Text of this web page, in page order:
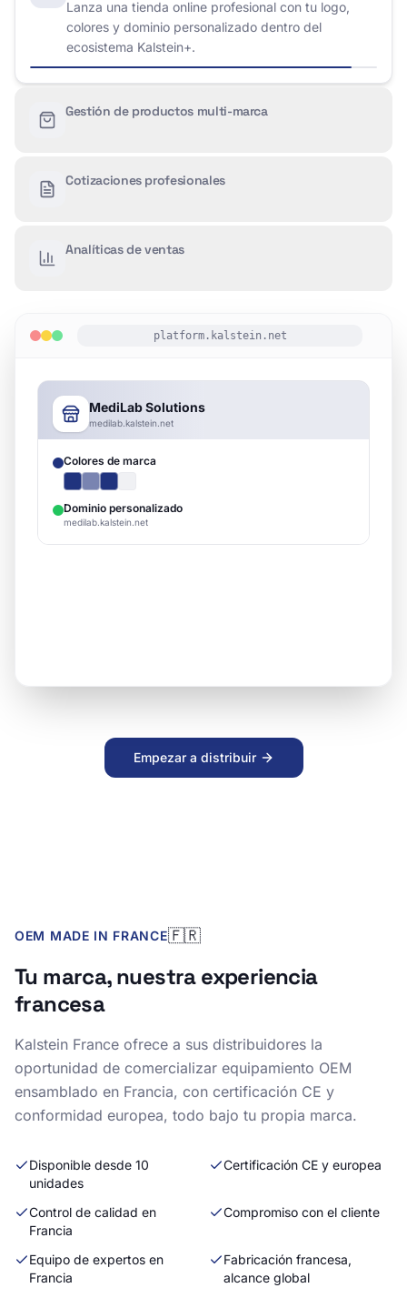
Gestión de productos multi-marca
agrega con descripciones multilingües.
Cotizaciones profesionales
Analíticas de ventas
platform.kalstein.net
Inventario de Productos
Kalstein
BioTech X500
BioTech
Empezar a distribuir
OEM MADE IN FRANCE🇫🇷
Tu marca, nuestra experiencia
francesa
Kalstein France ofrece a sus distribuidores la
oportunidad de comercializar equipamiento OEM
ensamblado en Francia, con certificación CE y
conformidad europea, todo bajo tu propia marca.
Disponible desde 10
unidades
Certificación CE y europea
Control de calidad en
Francia
Compromiso con el cliente
Equipo de expertos en
Francia
Fabricación francesa,
alcance global